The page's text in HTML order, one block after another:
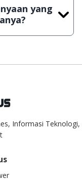
sebesar ribuan
waktu yang
yang
pertanyaan yang
Informasi Teknologi,